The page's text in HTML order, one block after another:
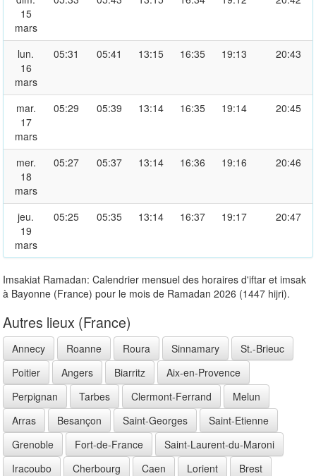
15
mars
lun.
16
mars
05:31 05:41 13:15 16:35 19:13 20:43
mar.
17
mars
05:29 05:39 13:14 16:35 19:14 20:45
mer.
18
mars
05:27 05:37 13:14 16:36 19:16 20:46
jeu.
19
mars
05:25 05:35 13:14 16:37 19:17 20:47
Imsakiat Ramadan: Calendrier mensuel des horaires d'iftar et imsak
à Bayonne (France) pour le mois de Ramadan 2026 (1447 hijri).
Autres lieux (France)
Annecy Roanne Roura Sinnamary
St.-Brieuc
Poitier
Angers Biarritz
Aix-en-Provence
Perpignan
Tarbes Clermont-Ferrand
Melun
Arras
Besançon Saint-Georges
Saint-Etienne
Grenoble
Fort-de-France
Saint-Laurent-du-Maroni
Iracoubo
Cherbourg Caen Lorient
Brest